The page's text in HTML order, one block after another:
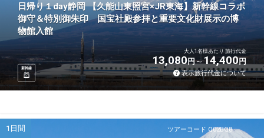
日帰り１day静岡 【久能山東照宮×JR東海】新幹線コラボ
御守＆特別御朱印 国宝社殿参拝と重要文化財展示の博
物館入館
新幹線
大人1名様あたり 旅行代金
13,080円 14,400円
表示旅行代金について
ツアーコード Q02BQ8
1日間